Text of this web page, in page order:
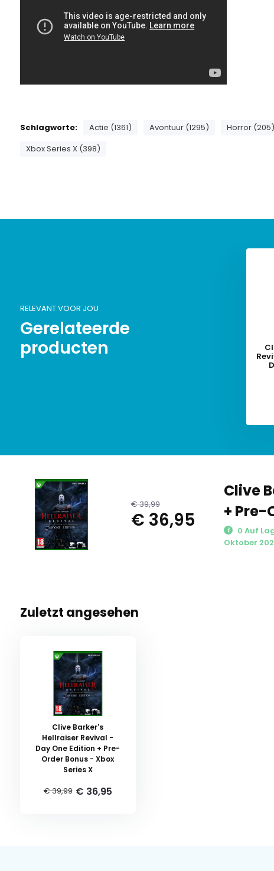
Schlagworte: Actie (1361) Avontuur (1295) Horror (205)
Xbox Series X (398)
RELEVANT VOOR JOU
Gerelateerde
producten
€ 39,99
€ 36,95
Clive
+ Pre-
0 Auf
Oktober
Zuletzt angesehen
Clive Barker's
Hellraiser Revival -
Day One Edition + Pre-
Order Bonus - Xbox
Series X
€ 39,99 € 36,95